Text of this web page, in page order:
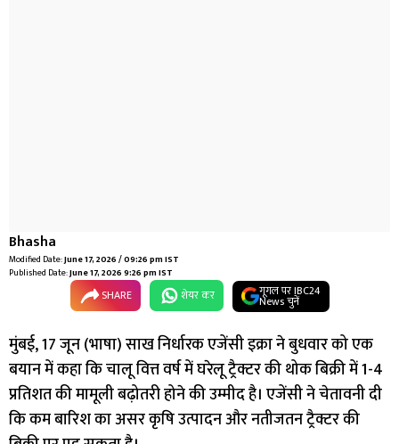
Bhasha
Modified Date:June 17, 2026 / 09:26 pm IST
Published Date:June 17, 2026 9:26 pm IST
SHARE शेयर कर गूगल पर IBC24
News चुनें
मुंबई, 17 जून (भाषा) साख निर्धारक एजेंसी इक्रा ने बुधवार को एक
बयान में कहा कि चालू वित्त वर्ष में घरेलू ट्रैक्टर की थोक बिक्री में 1-4
प्रतिशत की मामूली बढ़ोतरी होने की उम्मीद है। एजेंसी ने चेतावनी दी
कि कम बारिश का असर कृषि उत्पादन और नतीजतन ट्रैक्टर की